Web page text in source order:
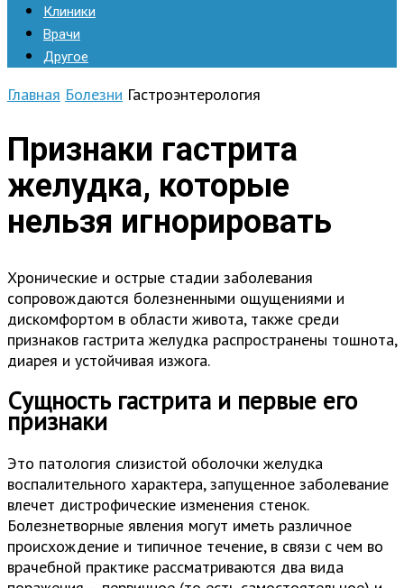
Клиники
Врачи
Другое
Главная Болезни Гастроэнтерология
Признаки гастрита
желудка, которые
нельзя игнорировать
Хронические и острые стадии заболевания
сопровождаются болезненными ощущениями и
дискомфортом в области живота, также среди
признаков гастрита желудка распространены тошнота,
диарея и устойчивая изжога.
Сущность гастрита и первые его
признаки
Это патология слизистой оболочки желудка
воспалительного характера, запущенное заболевание
влечет дистрофические изменения стенок.
Болезнетворные явления могут иметь различное
происхождение и типичное течение, в связи с чем во
врачебной практике рассматриваются два вида